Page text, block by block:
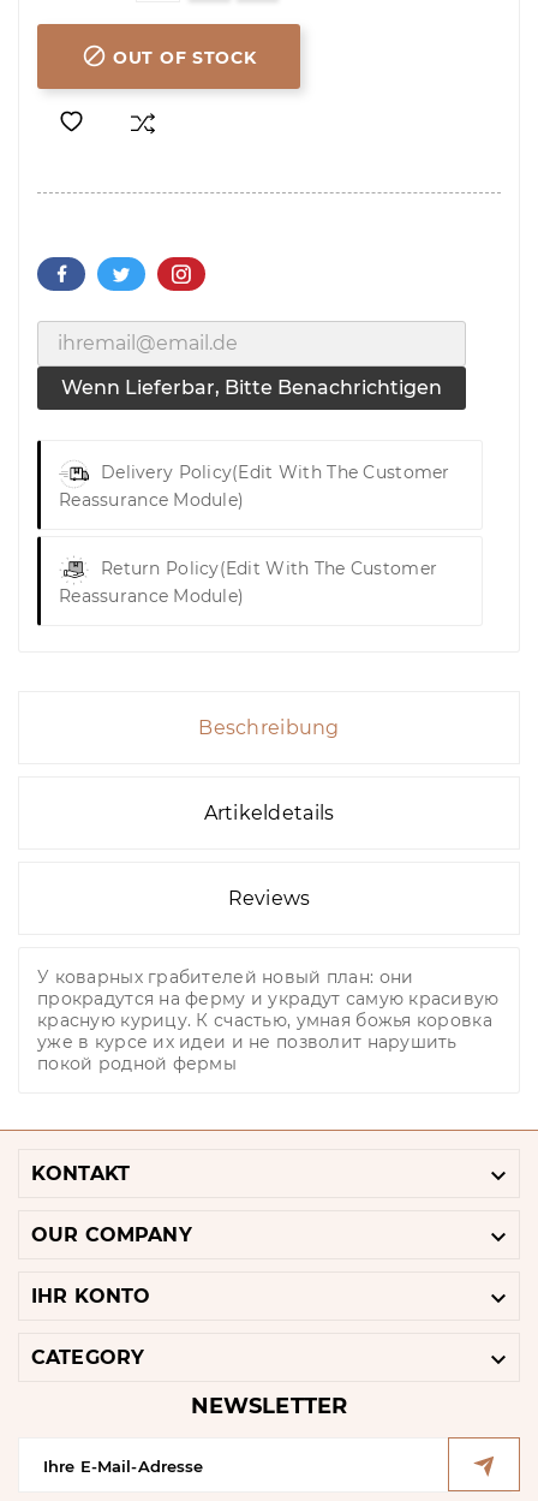
 OUT OF STOCK
Wenn Lieferbar, Bitte Benachrichtigen
Delivery Policy(edit With The Customer
Reassurance Module)
Return Policy(edit With The Customer
Reassurance Module)
Beschreibung
Artikeldetails
Reviews
У коварных грабителей новый план: они
прокрадутся на ферму и украдут самую красивую
красную курицу. К счастью, умная божья коровка
уже в курсе их идеи и не позволит нарушить
покой родной фермы
KONTAKT 
OUR COMPANY 
IHR KONTO 
CATEGORY 
NEWSLETTER